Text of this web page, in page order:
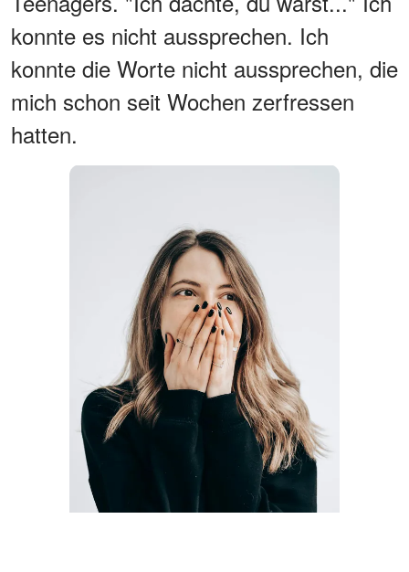
konnte es nicht aussprechen. Ich
konnte die Worte nicht aussprechen, die
mich schon seit Wochen zerfressen
hatten.